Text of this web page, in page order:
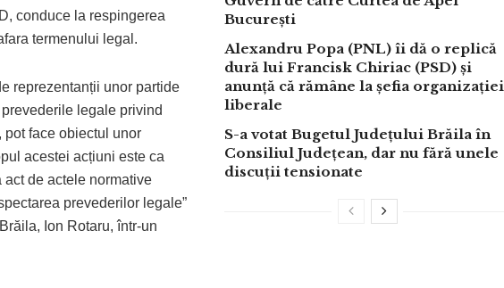
București
Alexandru Popa (PNL) îi dă o replică
dură lui Francisk Chiriac (PSD) și
anunță că rămâne la șefia organizației
liberale
S-a votat Bugetul Județului Brăila în
Consiliul Județean, dar nu fără unele
discuții tensionate
conduce la respingerea
termenului legal.
reprezentanții unor partide
legale privind
face obiectul unor
acestei acțiuni este ca
de actele normative
prevederilor legale”
Ion Rotaru, într-un